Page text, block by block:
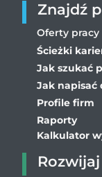
Znajdź
Oferty pracy
Ścieżki
Jak szukać
Jak napisać
Profile firm
Raporty
Kalkulator